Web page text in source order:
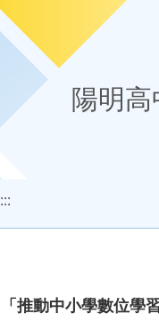
陽明
:::
「推動中小學數位學